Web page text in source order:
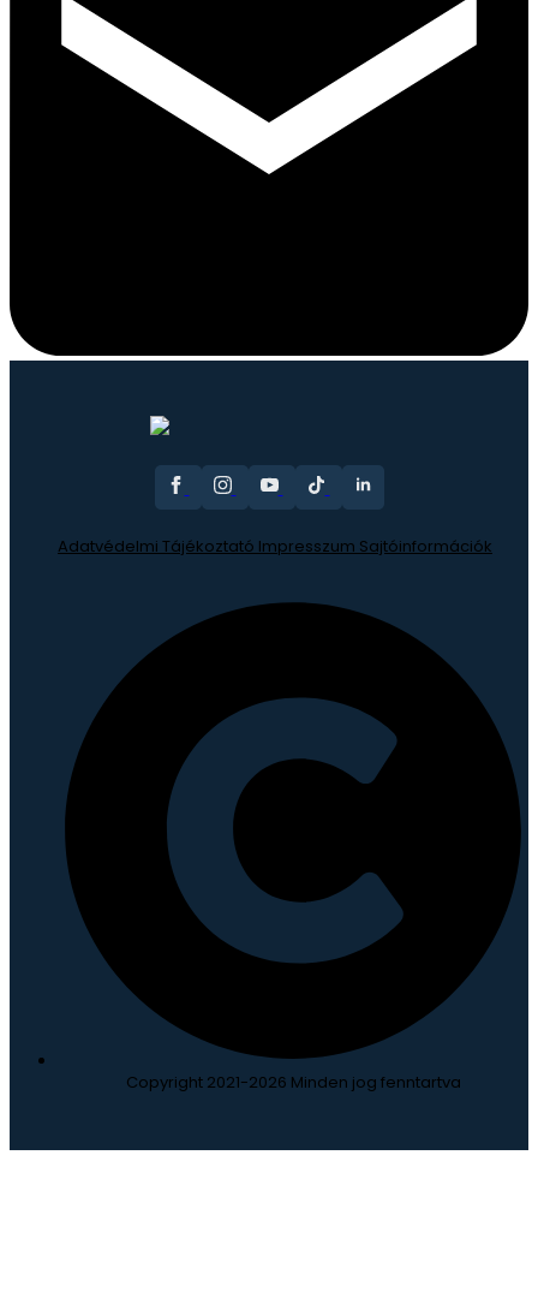
Adatvédelmi Tájékoztató Impresszum Sajtóinformációk
Copyright 2021-2026 Minden jog fenntartva